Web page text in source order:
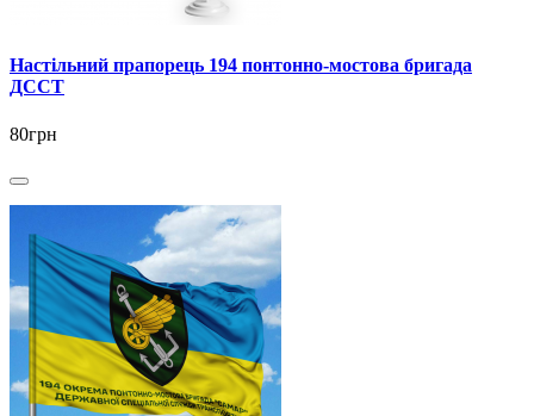
Настільний прапорець 194 понтонно-мостова бригада
ДССТ
80грн